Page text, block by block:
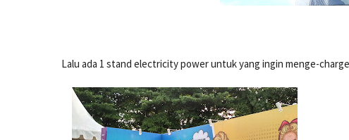
Lalu ada 1 stand electricity power untuk yang ingin menge-